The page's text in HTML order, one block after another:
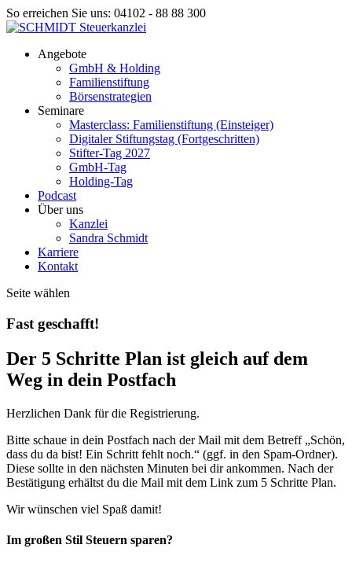
So erreichen Sie uns: 04102 - 88 88 300
Angebote
GmbH & Holding
Familienstiftung
Börsenstrategien
Seminare
Masterclass: Familienstiftung (Einsteiger)
Digitaler Stiftungstag (Fortgeschritten)
Stifter-Tag 2027
GmbH-Tag
Holding-Tag
Podcast
Über uns
Kanzlei
Sandra Schmidt
Karriere
Kontakt
Seite wählen
Fast geschafft!
Der 5 Schritte Plan ist gleich auf dem
Weg in dein Postfach
Herzlichen Dank für die Registrierung.
Bitte schaue in dein Postfach nach der Mail mit dem Betreff „Schön,
dass du da bist! Ein Schritt fehlt noch.“ (ggf. in den Spam-Ordner).
Diese sollte in den nächsten Minuten bei dir ankommen. Nach der
Bestätigung erhältst du die Mail mit dem Link zum 5 Schritte Plan.
Wir wünschen viel Spaß damit!
Im großen Stil Steuern sparen?